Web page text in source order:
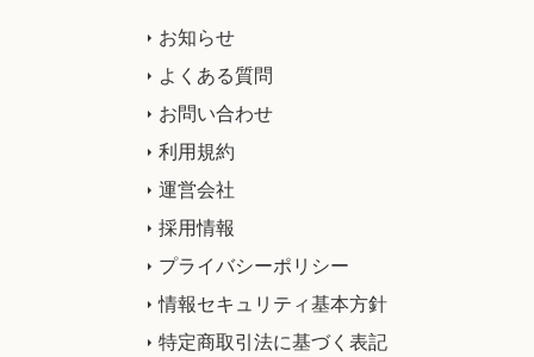
お知らせ
よくある質問
お問い合わせ
利用規約
運営会社
採用情報
プライバシーポリシー
情報セキュリティ基本方針
特定商取引法に基づく表記